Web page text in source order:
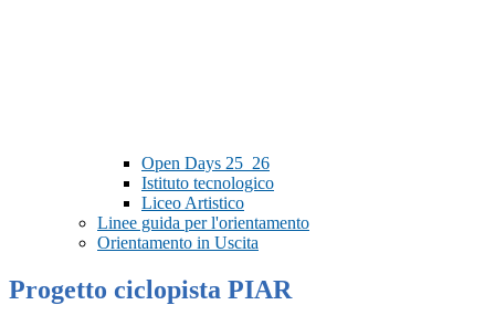
Open Days 25_26
Istituto tecnologico
Liceo Artistico
Linee guida per l'orientamento
Orientamento in Uscita
Progetto ciclopista PIAR